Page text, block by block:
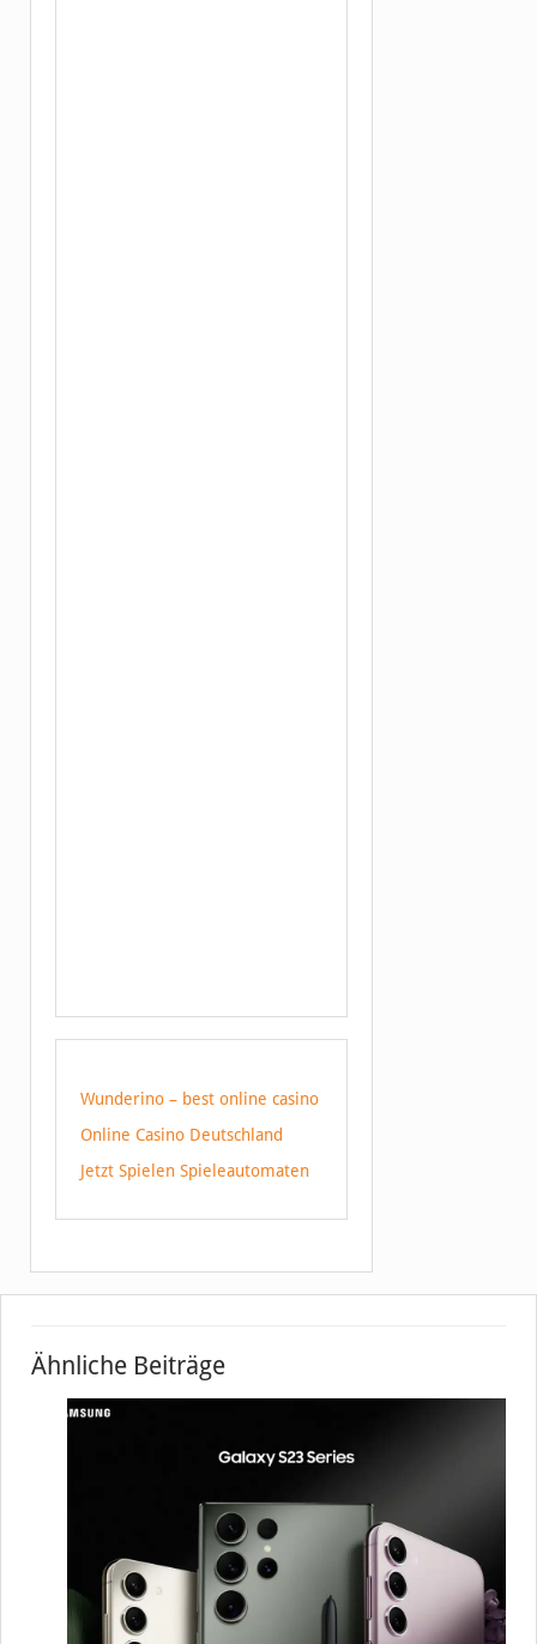
Wunderino – best online casino
Online Casino Deutschland
Jetzt Spielen Spieleautomaten
Ähnliche Beiträge